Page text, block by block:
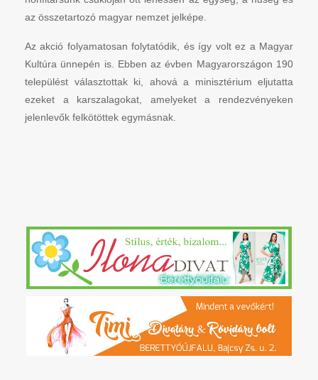
az összetartozó magyar nemzet jelképe.
Az akció folyamatosan folytatódik, és így volt ez a Magyar
Kultúra ünnepén is. Ebben az évben Magyarországon 190
települést választottak ki, ahová a minisztérium eljutatta
ezeket a karszalagokat, amelyeket a rendezvényeken
jelenlevők felkötöttek egymásnak.